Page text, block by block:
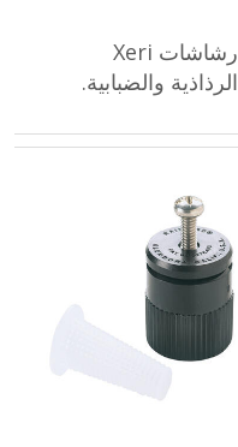
رشاشات Xeri
الرذاذية والضبابية.